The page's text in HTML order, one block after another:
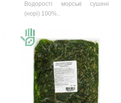
Водорості морські сушені
(норі) 100%..